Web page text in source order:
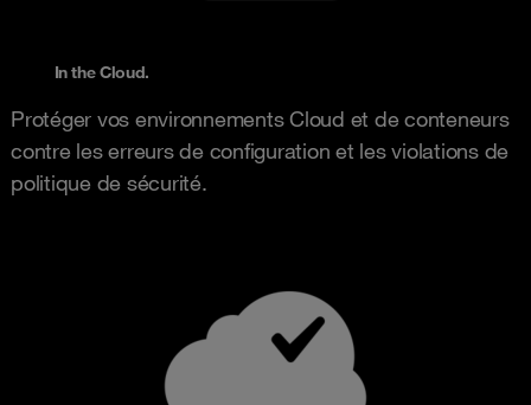
In the Cloud.
Protéger vos environnements Cloud et de conteneurs
contre les erreurs de configuration et les violations de
politique de sécurité.